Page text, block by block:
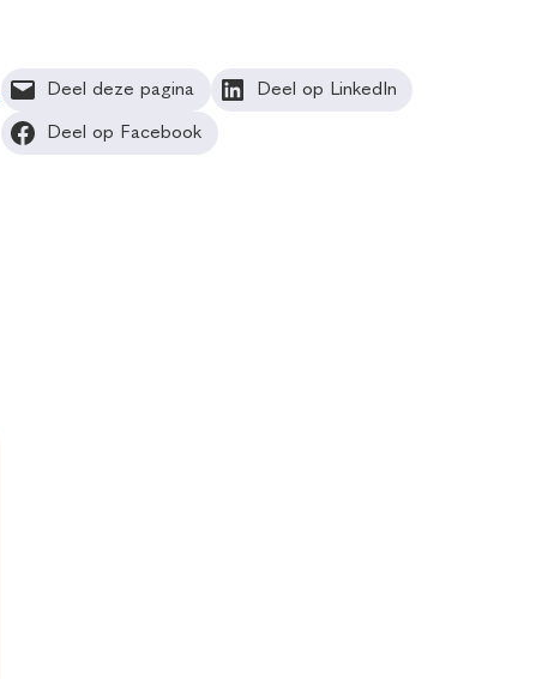
Deel deze pagina Deel op LinkedIn
Deel op Facebook